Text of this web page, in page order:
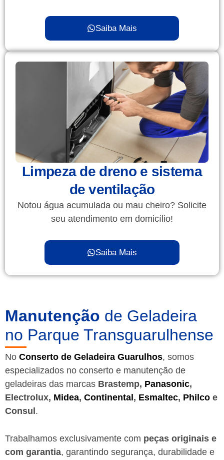
Saiba Mais
Limpeza de dreno e sistema
de ventilação
Notou água acumulada ou mau cheiro? Solicite
seu atendimento em domicílio!
Saiba Mais
Manutenção de Geladeira
no Parque Transguarulhense
No Conserto de Geladeira Guarulhos, somos
especializados no conserto e manutenção de
geladeiras das marcas Brastemp, Panasonic,
Electrolux, Midea, Continental, Esmaltec, Philco e
Consul.
Trabalhamos exclusivamente com peças originais e
com garantia, garantindo segurança, durabilidade e